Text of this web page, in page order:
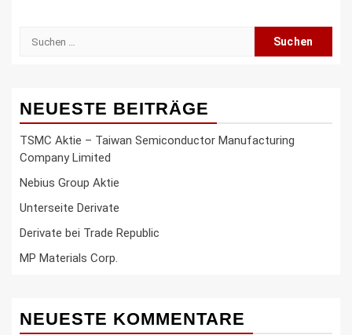
Suche
NEUESTE BEITRÄGE
TSMC Aktie – Taiwan Semiconductor Manufacturing
Company Limited
Nebius Group Aktie
Unterseite Derivate
Derivate bei Trade Republic
MP Materials Corp.
NEUESTE KOMMENTARE